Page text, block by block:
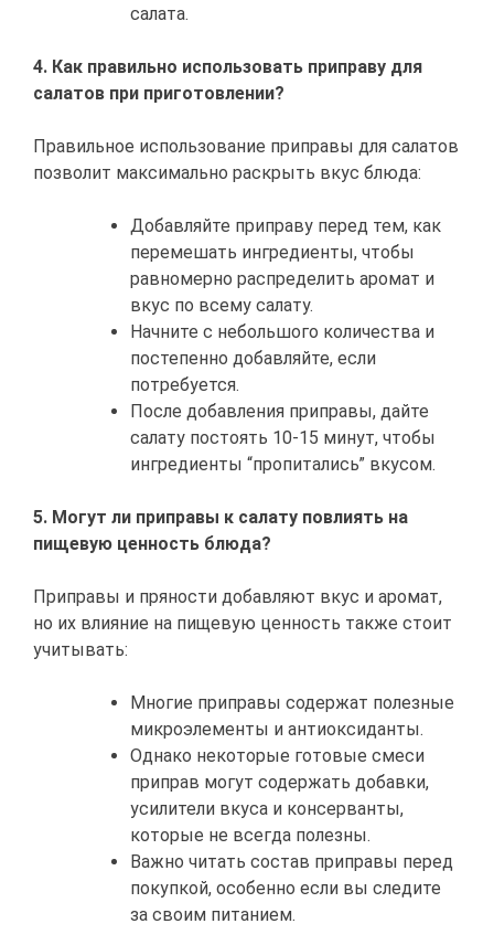
салата.
4. Как правильно использовать приправу для
салатов при приготовлении?
Правильное использование приправы для салатов
позволит максимально раскрыть вкус блюда:
Добавляйте приправу перед тем, как
перемешать ингредиенты, чтобы
равномерно распределить аромат и
вкус по всему салату.
Начните с небольшого количества и
постепенно добавляйте, если
потребуется.
После добавления приправы, дайте
салату постоять 10-15 минут, чтобы
ингредиенты “пропитались” вкусом.
5. Могут ли приправы к салату повлиять на
пищевую ценность блюда?
Приправы и пряности добавляют вкус и аромат,
но их влияние на пищевую ценность также стоит
учитывать:
Многие приправы содержат полезные
микроэлементы и антиоксиданты.
Однако некоторые готовые смеси
приправ могут содержать добавки,
усилители вкуса и консерванты,
которые не всегда полезны.
Важно читать состав приправы перед
покупкой, особенно если вы следите
за своим питанием.